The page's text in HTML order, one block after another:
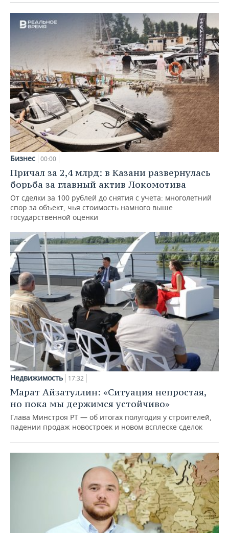
Бизнес 00:00
Причал за 2,4 млрд: в Казани развернулась
борьба за главный актив Локомотива
От сделки за 100 рублей до снятия с учета: многолетний
спор за объект, чья стоимость намного выше
государственной оценки
Недвижимость 17:32
Марат Айзатуллин: «Ситуация непростая,
но пока мы держимся устойчиво»
Глава Минстроя РТ — об итогах полугодия у строителей,
падении продаж новостроек и новом всплеске сделок